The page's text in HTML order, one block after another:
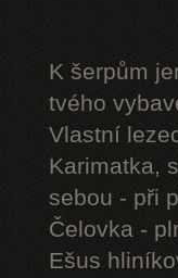
K šerpům
tvého
Vlastní
Karimatka,
sebou - při
Čelovka -
Ešus